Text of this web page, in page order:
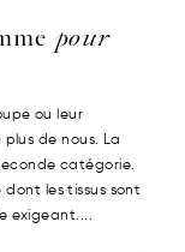
pour
ou leur
de nous. La
catégorie.
dont les tissus sont
exigeant....